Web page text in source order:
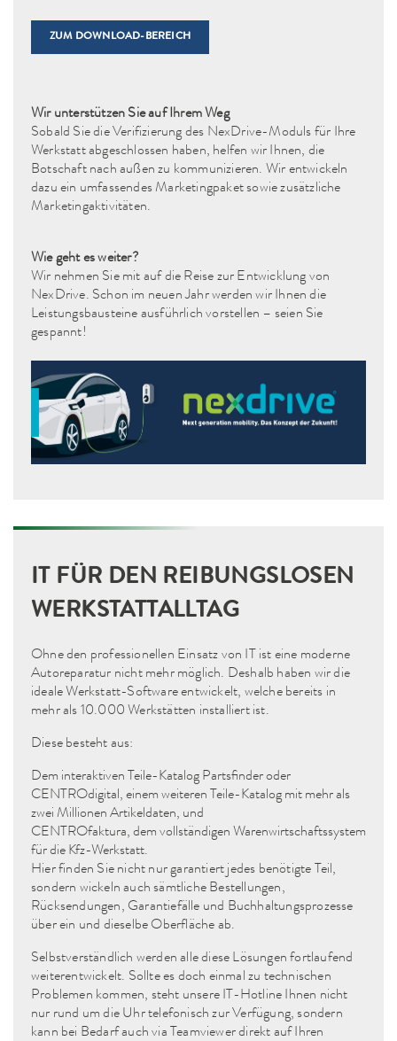
ZUM DOWNLOAD-BEREICH
Wir unterstützen Sie auf Ihrem Weg
Sobald Sie die Verifizierung des NexDrive-Moduls für Ihre
Werkstatt abgeschlossen haben, helfen wir Ihnen, die
Botschaft nach außen zu kommunizieren. Wir entwickeln
dazu ein umfassendes Marketingpaket sowie zusätzliche
Marketingaktivitäten.
Wie geht es weiter?
Wir nehmen Sie mit auf die Reise zur Entwicklung von
NexDrive. Schon im neuen Jahr werden wir Ihnen die
Leistungsbausteine ausführlich vorstellen – seien Sie
gespannt!
IT FÜR DEN REIBUNGSLOSEN
WERKSTATTALLTAG
Ohne den professionellen Einsatz von IT ist eine moderne
Autoreparatur nicht mehr möglich. Deshalb haben wir die
ideale Werkstatt-Software entwickelt, welche bereits in
mehr als 10.000 Werkstätten installiert ist.
Diese besteht aus:
Dem interaktiven Teile-Katalog Partsfinder oder
CENTROdigital, einem weiteren Teile-Katalog mit mehr als
zwei Millionen Artikeldaten, und
CENTROfaktura, dem vollständigen Warenwirtschaftssystem
für die Kfz-Werkstatt.
Hier finden Sie nicht nur garantiert jedes benötigte Teil,
sondern wickeln auch sämtliche Bestellungen,
Rücksendungen, Garantiefälle und Buchhaltungsprozesse
über ein und dieselbe Oberfläche ab.
Selbstverständlich werden alle diese Lösungen fortlaufend
weiterentwickelt. Sollte es doch einmal zu technischen
Problemen kommen, steht unsere IT-Hotline Ihnen nicht
nur rund um die Uhr telefonisch zur Verfügung, sondern
kann bei Bedarf auch via Teamviewer direkt auf Ihren